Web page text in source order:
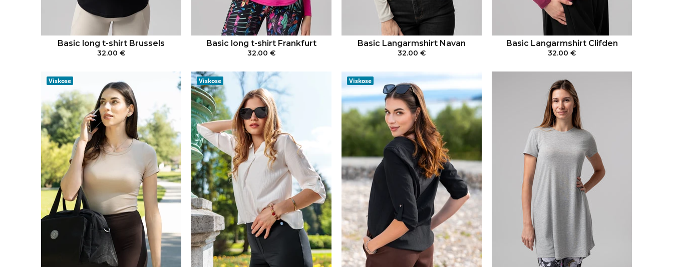
Basic long t-shirt Brussels
32.00 €
Basic long t-shirt Frankfurt
32.00 €
IN DEN WARENKORB
Basic Langarmshirt Navan
32.00 €
IN DEN WARENKORB
Basic Langarmshirt Clifden
32.00 €
IN DEN WARENKORB
Viskose Viskose Viskose